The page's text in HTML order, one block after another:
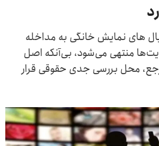
های نمایش خانگی به مداخله
منتهی می‌شود، بی‌آنکه اصل
محل بررسی جدی حقوقی قرار